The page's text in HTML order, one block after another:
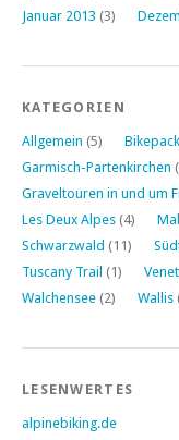
Januar 2013 (3)
KATEGORIEN
Allgemein (5)
Garmisch-Partenkirchen
Graveltouren in und um
Les Deux Alpes (4)
Schwarzwald (11)
Tuscany Trail (1)
Walchensee (2) Wallis
LESENWERTES
alpinebiking.de